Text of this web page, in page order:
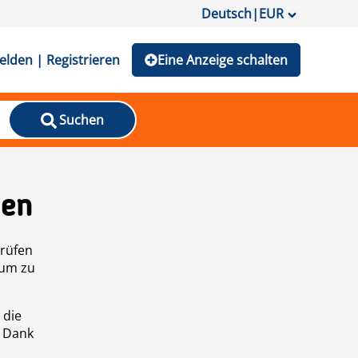
Deutsch|EUR
| Registrieren Eine Anzeige schalten
Suchen
zu
die